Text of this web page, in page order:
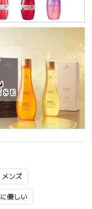
メンズ
優しい